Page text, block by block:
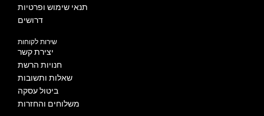
תנאי שימוש ופרטיות
דרושים
שירות לקוחות
יצירת קשר
חנויות הרשת
שאלות ותשובות
ביטול עסקה
משלוחים והחזרות